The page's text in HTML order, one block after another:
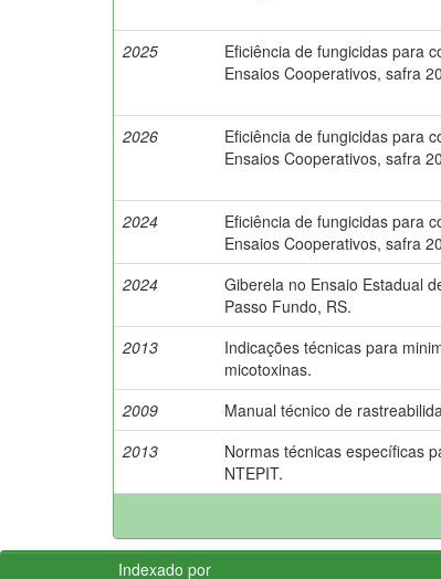
2025
Eficiência de fungicidas para
Ensaios Cooperativos, safra
2026
Eficiência de fungicidas para
Ensaios Cooperativos, safra
2024
Eficiência de fungicidas para
Ensaios Cooperativos, safra
2024
Giberela no Ensaio Estadual
Passo Fundo, RS.
2013
Indicações técnicas para
micotoxinas.
2009
Manual técnico de
2013
Normas técnicas específicas
NTEPIT.
Indexado por